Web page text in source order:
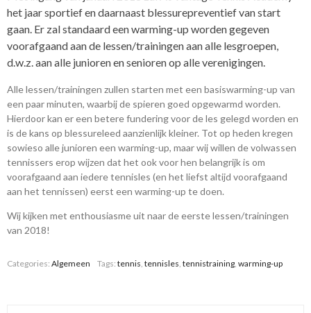
het jaar sportief en daarnaast blessurepreventief van start
gaan. Er zal standaard een warming-up worden gegeven
voorafgaand aan de lessen/trainingen aan alle lesgroepen,
d.w.z. aan alle junioren en senioren op alle verenigingen.
Alle lessen/trainingen zullen starten met een basiswarming-up van
een paar minuten, waarbij de spieren goed opgewarmd worden.
Hierdoor kan er een betere fundering voor de les gelegd worden en
is de kans op blessureleed aanzienlijk kleiner. Tot op heden kregen
sowieso alle junioren een warming-up, maar wij willen de volwassen
tennissers erop wijzen dat het ook voor hen belangrijk is om
voorafgaand aan iedere tennisles (en het liefst altijd voorafgaand
aan het tennissen) eerst een warming-up te doen.
Wij kijken met enthousiasme uit naar de eerste lessen/trainingen
van 2018!
Categories: Algemeen Tags: tennis, tennisles, tennistraining, warming-up